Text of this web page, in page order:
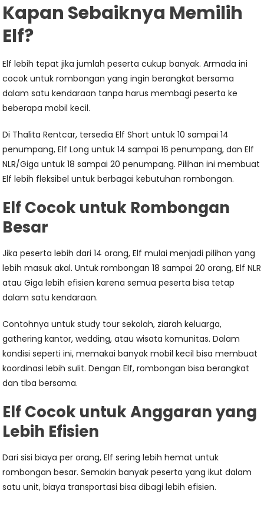
Kapan Sebaiknya Memilih
Elf?
Elf lebih tepat jika jumlah peserta cukup banyak. Armada ini
cocok untuk rombongan yang ingin berangkat bersama
dalam satu kendaraan tanpa harus membagi peserta ke
beberapa mobil kecil.
Di Thalita Rentcar, tersedia Elf Short untuk 10 sampai 14
penumpang, Elf Long untuk 14 sampai 16 penumpang, dan Elf
NLR/Giga untuk 18 sampai 20 penumpang. Pilihan ini membuat
Elf lebih fleksibel untuk berbagai kebutuhan rombongan.
Elf Cocok untuk Rombongan
Besar
Jika peserta lebih dari 14 orang, Elf mulai menjadi pilihan yang
lebih masuk akal. Untuk rombongan 18 sampai 20 orang, Elf NLR
atau Giga lebih efisien karena semua peserta bisa tetap
dalam satu kendaraan.
Contohnya untuk study tour sekolah, ziarah keluarga,
gathering kantor, wedding, atau wisata komunitas. Dalam
kondisi seperti ini, memakai banyak mobil kecil bisa membuat
koordinasi lebih sulit. Dengan Elf, rombongan bisa berangkat
dan tiba bersama.
Elf Cocok untuk Anggaran yang
Lebih Efisien
Dari sisi biaya per orang, Elf sering lebih hemat untuk
rombongan besar. Semakin banyak peserta yang ikut dalam
satu unit, biaya transportasi bisa dibagi lebih efisien.